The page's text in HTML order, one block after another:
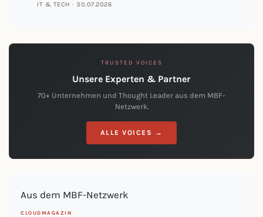
IT & TECH · 30.07.2026
TRUSTED VOICES
Unsere Experten & Partner
70+ Unternehmen und Thought Leader aus dem MBF-
Netzwerk.
ALLE VOICES →
Aus dem MBF-Netzwerk
CLOUDMAGAZIN